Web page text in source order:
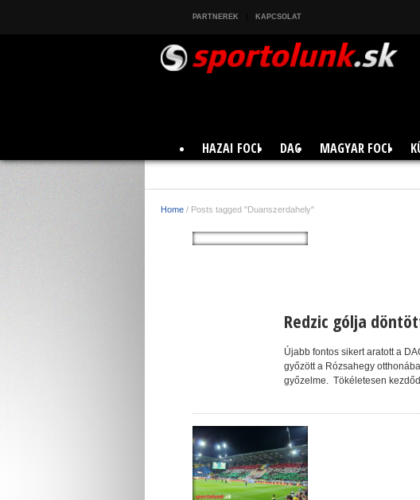
PARTNEREK KAPCSOLAT
HAZAI FOCI DAC MAGYAR FOCI
Home / Posts tagged "Duanszerdahely"
Redzic gólja
Újabb fontos sikert aratott a
győzött a Rózsahegy
győzelme. Tökéletesen